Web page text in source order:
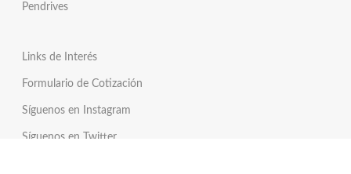
Pendrives
Links de Interés
Formulario de Cotización
Síguenos en Instagram
Síguenos en Twitter